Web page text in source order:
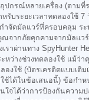
ปกรณ์หลายเครื่อง (ตามที่ร
รับระยะเวลาทดลองใช้ 7
ำจัดมัลแวร์ที่ครอบคลุม ร
ณจากภัยคุกคามจากมัลแว
ราผ่านทาง SpyHunter
ะหว่างช่วงทดลองใช้ แม้ว่
องใช้ (บัตรเครดิตแบบเติ
ช้ได้ในข้อเสนอนี้) ข้อกำห
ใจได้ว่าการป้องกันความ